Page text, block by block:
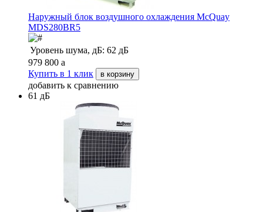
Наружный блок воздушного охлаждения McQuay
MDS280BR5
Уровень шума, дБ: 62 дБ
979 800 a
Купить в 1 клик
в корзину
добавить к сравнению
61 дБ